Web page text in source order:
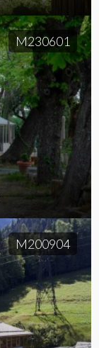
M230601
M200904